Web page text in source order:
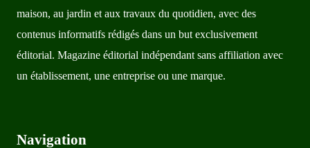
maison, au jardin et aux travaux du quotidien, avec des
contenus informatifs rédigés dans un but exclusivement
éditorial. Magazine éditorial indépendant sans affiliation avec
un établissement, une entreprise ou une marque.
Navigation